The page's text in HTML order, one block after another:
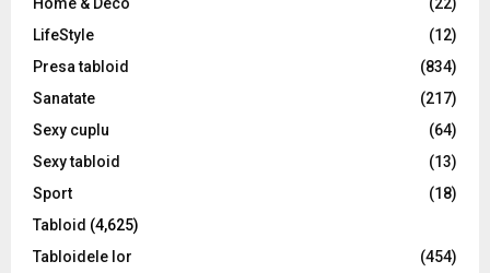
t
i
o
n
LifeStyle
(12)
Presa tabloid
(834)
Sanatate
(217)
Sexy cuplu
(64)
Sexy tabloid
(13)
Sport
(18)
Tabloid (4,625)
Tabloidele lor
(454)